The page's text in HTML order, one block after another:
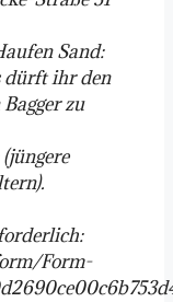
Sand:
dürft ihr den
zu
Form-